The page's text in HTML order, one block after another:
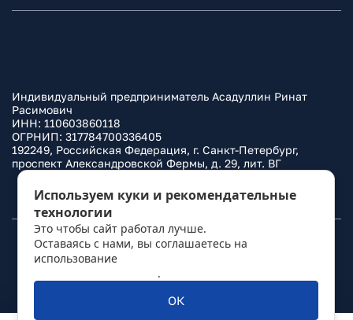
Индивидуальный предприниматель Асадуллин Ринат
Расимович
ИНН: 110603860118
ОГРНИП: 317784700336405
192249, Российская Федерация, г. Санкт-Петербург,
проспект Александровской Фермы, д. 29, лит. ВГ
Политика конфиденциальности
© 2010– 2026Фаркоп.ру
Используем куки и рекомендательные
технологии
Это чтобы сайт работал лучше.
Оставаясь с нами, вы соглашаетесь на
использование
.
ОК